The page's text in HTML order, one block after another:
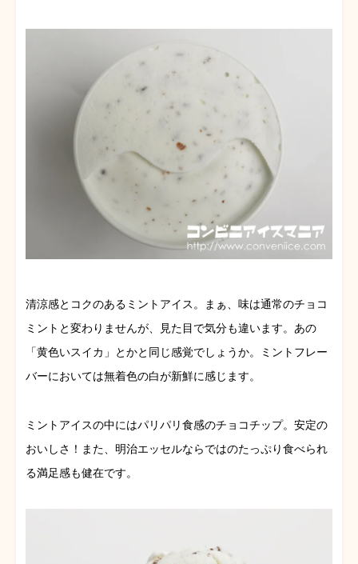
清涼感とコクのあるミントアイス。まぁ、味は通常のチョコ
ミントと変わりませんが、見た目で気分も違います。あの
「黄色いスイカ」とかと同じ感覚でしょうか。ミントフレー
バーにおいては無着色の白が新鮮に感じます。
ミントアイスの中にはパリパリ食感のチョコチップ。安定の
おいしさ！また、明治エッセルならではのたっぷり食べられ
る満足感も健在です。